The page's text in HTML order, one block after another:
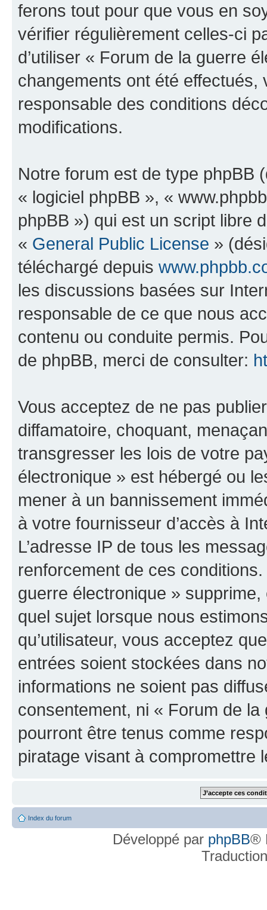
ferons tout pour que vous en
vérifier régulièrement celles-ci
d’utiliser « Forum de la guerre
changements ont été effectués,
responsable des conditions
modifications.
Notre forum est de type phpBB
« logiciel phpBB », «
phpBB ») qui est un script libre
« General Public License »
téléchargé depuis
les discussions basées sur
responsable de ce que nous
contenu ou conduite permis.
de phpBB, merci de consulter:
Vous acceptez de ne pas
diffamatoire, choquant,
transgresser les lois de votre
électronique » est hébergé ou
mener à un bannissement
à votre fournisseur d’accès à
L’adresse IP de tous les
renforcement de ces
guerre électronique »
quel sujet lorsque nous
qu’utilisateur, vous acceptez
entrées soient stockées dans
informations ne soient pas
consentement, ni « Forum de
pourront être tenus comme
piratage visant à compromettre
Index du forum
Développé par phpBB®